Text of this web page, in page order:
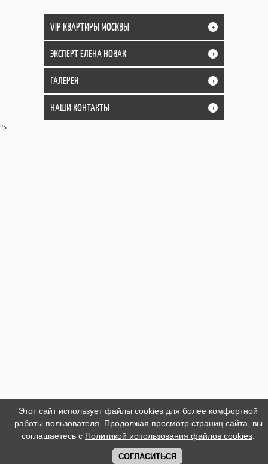
VIP КВАРТИРЫ МОСКВЫ +
ЭКСПЕРТ ЕЛЕНА НОВАК +
ГАЛЕРЕЯ +
НАШИ КОНТАКТЫ +
">
Этот сайт использует файлы cookies для более комфортной
работы пользователя. Продолжая просмотр страниц сайта, вы
соглашаетесь с Политикой использования файлов cookies
СОГЛАСИТЬСЯ